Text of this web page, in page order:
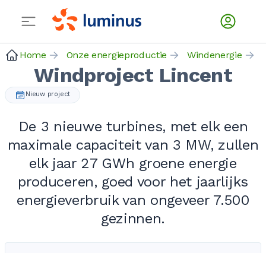
Home Onze energieproductie Windenergie
Windproject Lincent
Nieuw project
De 3 nieuwe turbines, met elk een
maximale capaciteit van 3 MW, zullen
elk jaar 27 GWh groene energie
produceren, goed voor het jaarlijks
energieverbruik van ongeveer 7.500
gezinnen.